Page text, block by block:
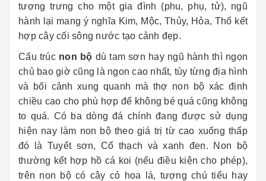
tượng trưng cho một gia đình (phu, phụ, tử), ngũ
hành lại mang ý nghĩa Kim, Mộc, Thủy, Hỏa, Thổ kết
hợp cây cối sông nước tạo cảnh đẹp.
Cấu trúc non bộ dù tam sơn hay ngũ hành thì ngọn
chủ bao giờ cũng là ngon cao nhất, tùy từng địa hình
và bối cảnh xung quanh mà thợ non bộ xác định
chiều cao cho phù hợp để không bé quá cũng không
to quá. Có ba dòng đá chính đang được sử dụng
hiện nay làm non bộ theo giá trị từ cao xuống thấp
đó là Tuyết sơn, Cổ thạch và xanh đen. Non bộ
thường kết hợp hồ cá koi (nếu điều kiện cho phép),
trên non bộ có cây cỏ hoa lá, tượng chú tiểu hay